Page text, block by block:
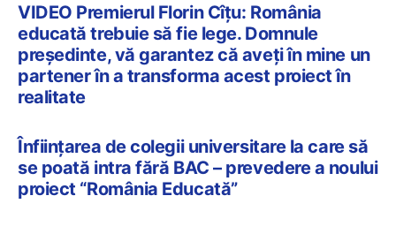
VIDEO Premierul Florin Cîțu: România
educată trebuie să fie lege. Domnule
președinte, vă garantez că aveți în mine un
partener în a transforma acest proiect în
realitate
Înființarea de colegii universitare la care să
se poată intra fără BAC – prevedere a noului
proiect “România Educată”